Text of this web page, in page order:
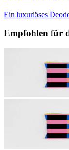
Ein luxuriöses
Empfohlen für